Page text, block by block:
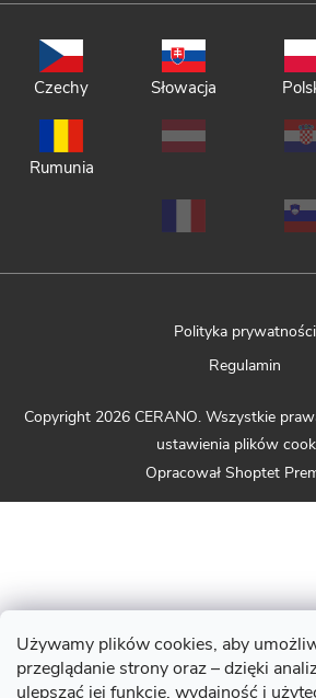
Używamy plików cookies, aby
przeglądanie strony oraz – dzięki
ulepszać jej funkcje, wydajność i
Czechy Słowacja
Rumunia
Polityka prywatności
Regulamin
Opracował Shoptet
Copyright 2026 CERANO. Wszystkie
ustawienia plików